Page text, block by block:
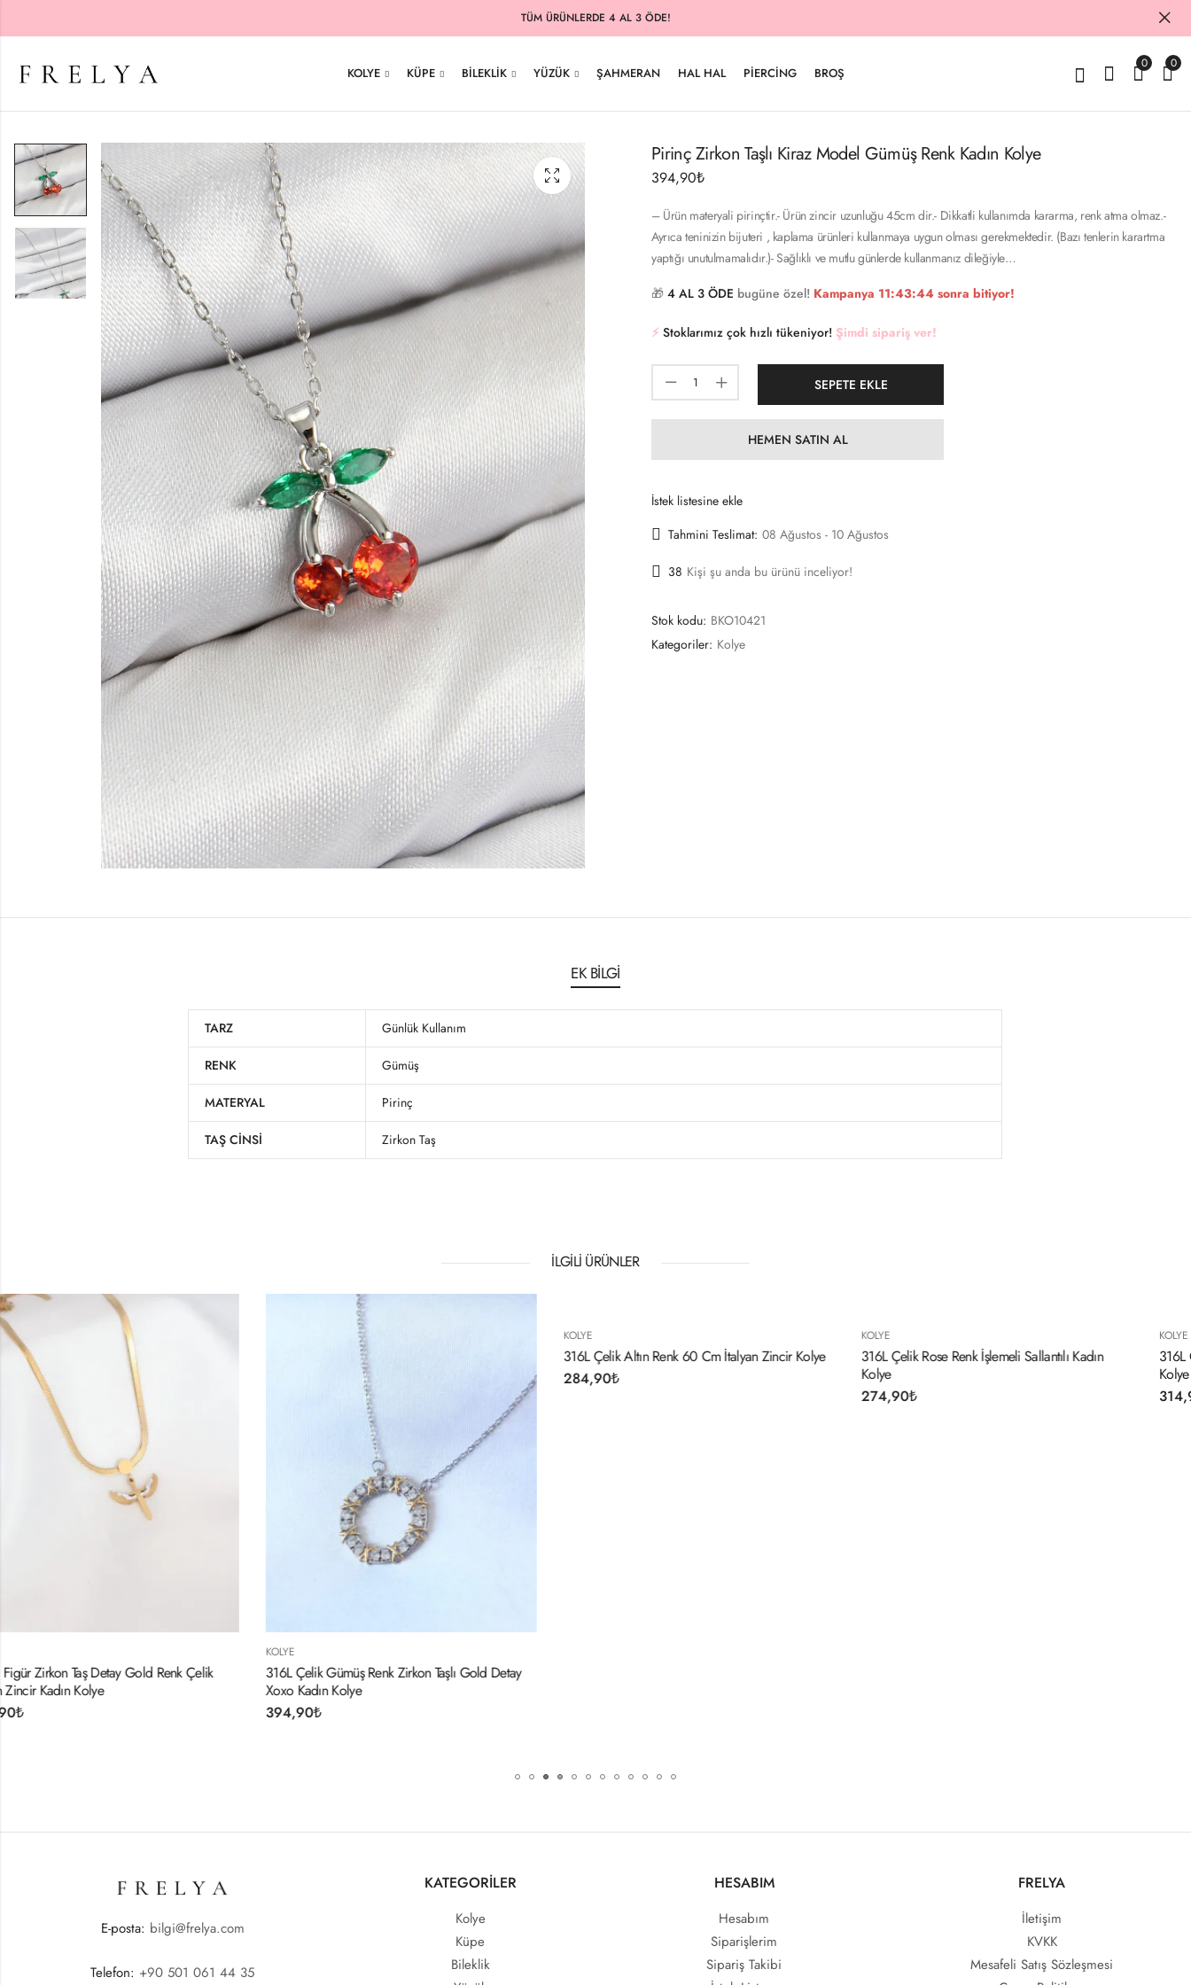
TÜM ÜRÜNLERDE 4 AL 3 ÖDE!
KOLYE KÜPE BILEKLIK YÜZÜK ŞAHMERAN HAL HAL PIERCING BROŞ
0 0
Pirinç Zirkon Taşlı Kiraz Model Gümüş Renk Kadın Kolye
394,90₺
– Ürün materyali pirinçtir.- Ürün zincir uzunluğu 45cm dir.- Dikkatli kullanımda kararma, renk atma olmaz.-
Ayrıca teninizin bijuteri , kaplama ürünleri kullanmaya uygun olması gerekmektedir. (Bazı tenlerin karartma
yaptığı unutulmamalıdır.)- Sağlıklı ve mutlu günlerde kullanmanız dileğiyle…
🎁 4 AL 3 ÖDE bugüne özel! Kampanya 11:43:43sonra bitiyor!
⚡️ Stoklarımız çok hızlı tükeniyor! Şimdi sipariş ver!
SEPETE EKLE
HEMEN SATIN AL
İstek listesine ekle
Tahmini Teslimat: 08 Ağustos - 10 Ağustos
38 Kişi şu anda bu ürünü inceliyor!
Stok kodu: BKO10421
Kategoriler: Kolye
EK BILGI
TARZ Günlük Kullanım
RENK Gümüş
MATERYAL Pirinç
TAŞ CINSI Zirkon Taş
İLGILI ÜRÜNLER
316L Çelik Gümüş Renk Zirkon Taşlı Gold Detay
Xoxo Kadın Kolye
394,90
316L Çelik Altın Renk 60 Cm İtalyan Zincir Kolye
₺
316L Çelik Rose Renk İşlemeli Sallantılı Kadın
Kolye
316L Çelik Gümüş Renk Açılır Yonca Model Kadın
314,90
E-posta: bilgi@frelya.com
Telefon: +90 501 061 44 35
KATEGORİLER
Kolye
Küpe
Bileklik
HESABIM
Hesabım
Siparişlerim
Sipariş Takibi
FRELYA
İletişim
KVKK
Mesafeli Satış Sözleşmesi